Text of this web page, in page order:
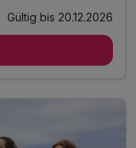
Gültig bis 20.12.2026